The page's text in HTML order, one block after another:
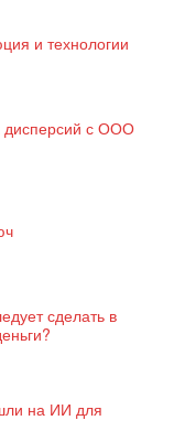
и технологии
дисперсий с ООО
сделать в
на ИИ для